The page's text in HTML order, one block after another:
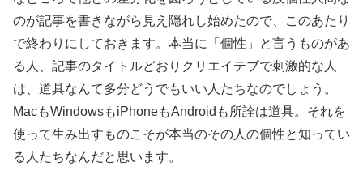
のが記事を書きながら見え隠れし始めたので、このあたり
で終わりにしておきます。本当に「個性」と言うものがあ
る人、記事のタイトルどおりクリエイテブで刺激的な人
は、道具なんて多分どうでもいい人たちなのでしょう。
MacもWindowsもiPhoneもAndroidも所詮は道具。それを
使って生み出すものこそが本当のその人の個性と知ってい
る人たちなんだと思います。